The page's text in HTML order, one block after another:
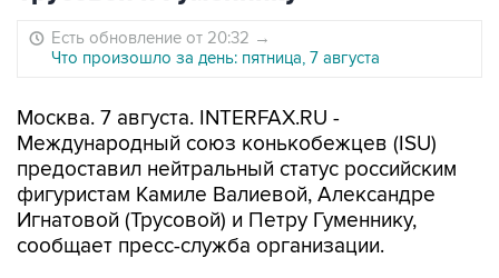
Есть обновление от 20:32 →
Что произошло за день: пятница, 7 августа
Москва. 7 августа. INTERFAX.RU -
Международный союз конькобежцев (ISU)
предоставил нейтральный статус российским
фигуристам Камиле Валиевой, Александре
Игнатовой (Трусовой) и Петру Гуменнику,
сообщает пресс-служба организации.